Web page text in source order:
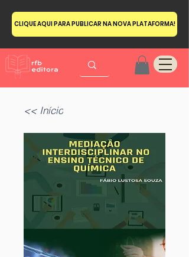
CLIQUE AQUI PARA PUBLICAR NA NOVA PLATAFORMA!
<< Início